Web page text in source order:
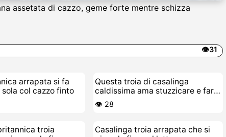
assetata di cazzo, geme forte mentre schizza
👁️31
arrapata si fa
col cazzo finto
Questa troia di casalinga
caldissima ama stuzzicare e farsi
scopare alla grande
👁️ 28
troia
Casalinga troia arrapata che si